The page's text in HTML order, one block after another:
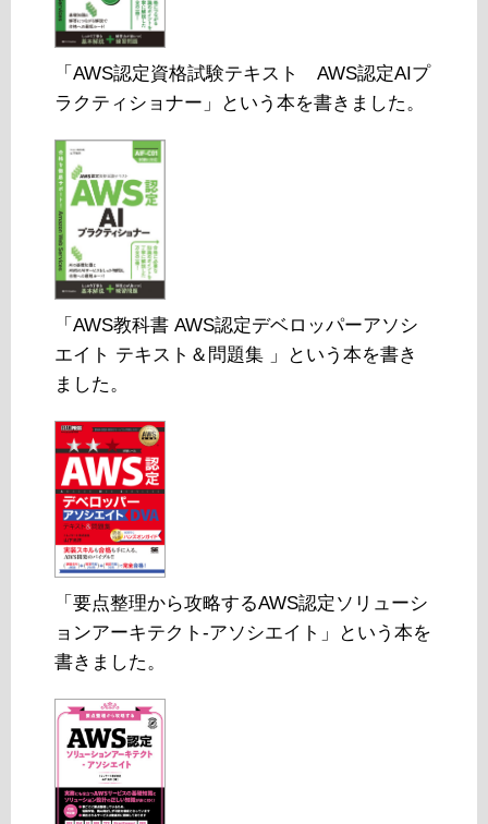
「AWS認定資格試験テキスト AWS認定AIプ
ラクティショナー」という本を書きました。
「AWS教科書 AWS認定デベロッパーアソシ
エイト テキスト＆問題集 」という本を書き
ました。
「要点整理から攻略するAWS認定ソリューシ
ョンアーキテクト-アソシエイト」という本を
書きました。